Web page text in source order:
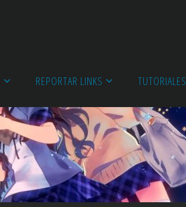
REPORTAR LINKS TUTORIALES